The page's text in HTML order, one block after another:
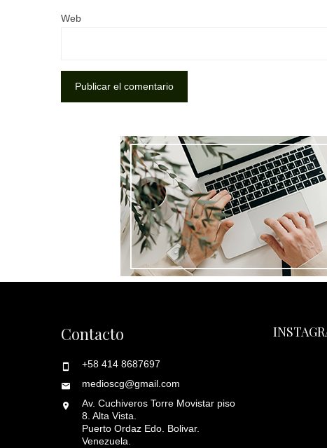
Web
Contacto
+58 414 8687697
medioscg@gmail.com
Av. Cuchiveros Torre Movistar piso
8. Alta Vista.
Puerto Ordaz Edo. Bolivar.
Venezuela.